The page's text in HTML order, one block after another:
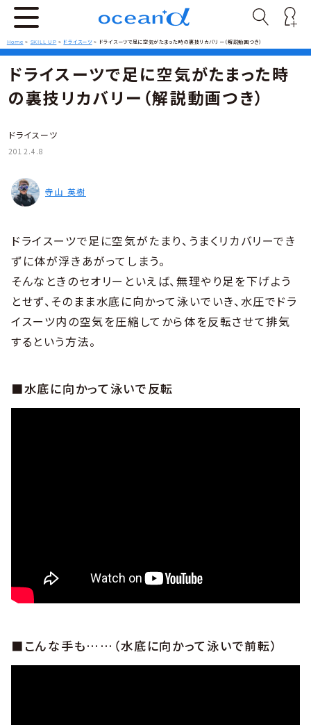
Home > SKILL UP > ドライスーツ> ドライスーツで足に空気がたまった時の裏技リカバリー（解説動画つき）
ドライスーツで足に空気がたまった時
の裏技リカバリー（解説動画つき）
ドライスーツ
2012.4.8
寺山 英樹
ドライスーツで足に空気がたまり、うまくリカバリーでき
ずに体が浮きあがってしまう。
そんなときのセオリーといえば、無理やり足を下げよう
とせず、そのまま水底に向かって泳いでいき、水圧でドラ
イスーツ内の空気を圧縮してから体を反転させて排気
するという方法。
■水底に向かって泳いで反転
■こんな手も……（水底に向かって泳いで前転）